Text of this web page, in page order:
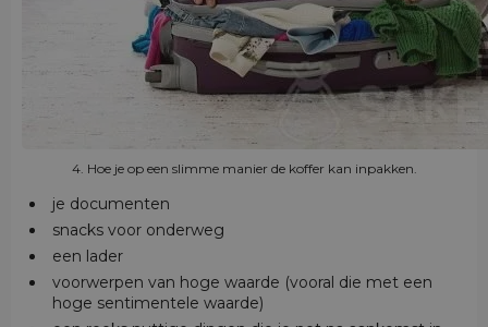
4. Hoe je op een slimme manier de koffer kan inpakken.
je documenten
snacks voor onderweg
een lader
voorwerpen van hoge waarde (vooral die met een
hoge sentimentele waarde)